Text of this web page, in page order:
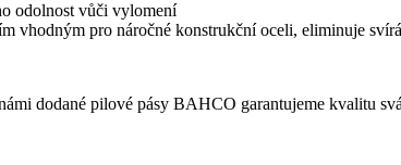
odolnost vůči vylomení
vhodným pro náročné konstrukční oceli, eliminuje
dodané pilové pásy BAHCO garantujeme kvalitu